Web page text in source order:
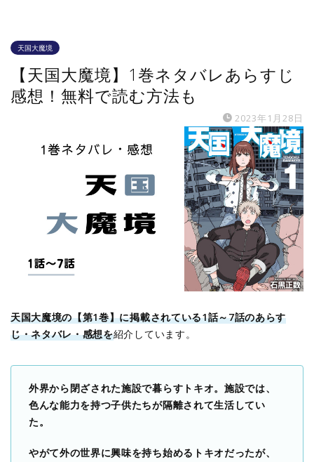
天国大魔境
【天国大魔境】1巻ネタバレあらすじ
感想！無料で読む方法も
2023年1月28日
天国大魔境の【第1巻】に掲載されている1話～7話のあらす
じ・ネタバレ・感想を紹介しています。
外界から閉ざされた施設で暮らすトキオ。施設では、
色んな能力を持つ子供たちが隔離されて生活してい
た。
やがて外の世界に興味を持ち始めるトキオだったが、